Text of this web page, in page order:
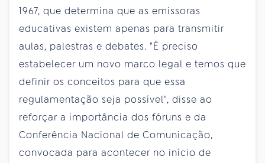
1967, que determina que as emissoras
educativas existem apenas para transmitir
aulas, palestras e debates. "É preciso
estabelecer um novo marco legal e temos que
definir os conceitos para que essa
regulamentação seja possível", disse ao
reforçar a importância dos fóruns e da
Conferência Nacional de Comunicação,
convocada para acontecer no início de